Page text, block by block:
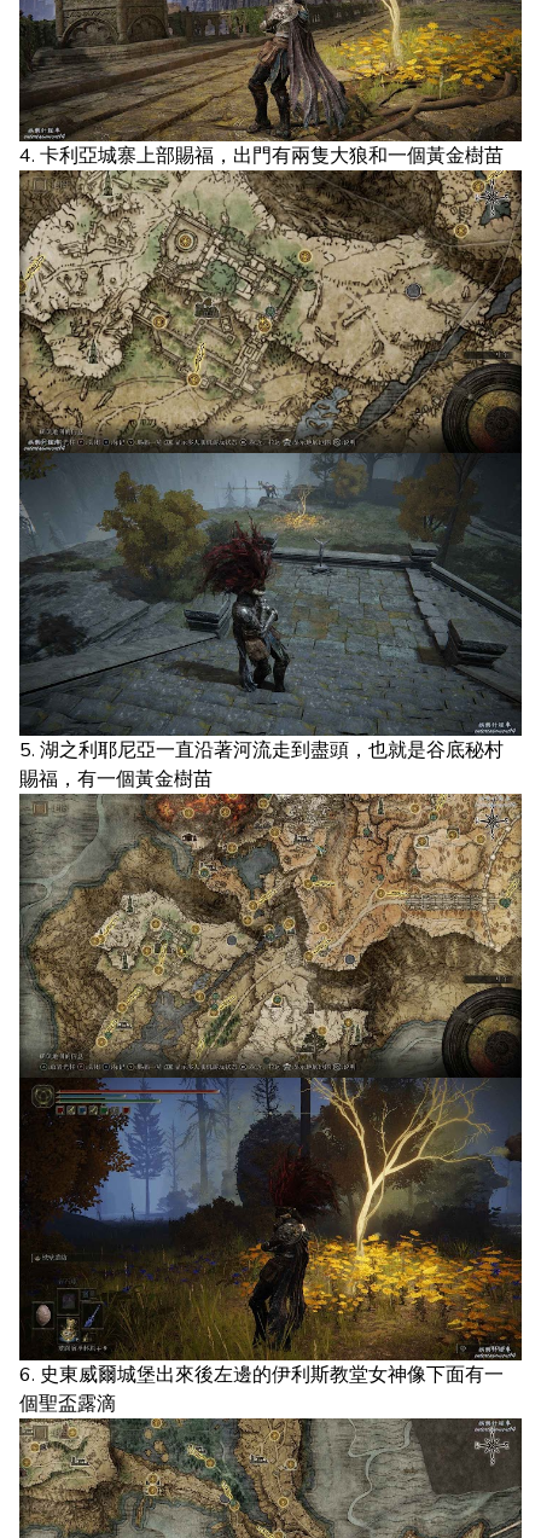
4. 卡利亞城寨上部賜福，出門有兩隻大狼和一個黃金樹苗
5. 湖之利耶尼亞一直沿著河流走到盡頭，也就是谷底秘村
賜福，有一個黃金樹苗
6. 史東威爾城堡出來後左邊的伊利斯教堂女神像下面有一
個聖盃露滴